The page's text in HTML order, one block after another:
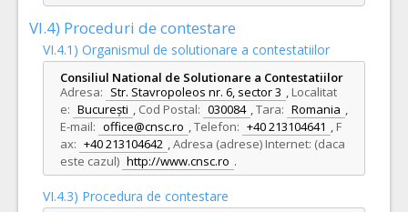
VI.4) Proceduri de contestare
VI.4.1) Organismul de solutionare a contestatiilor
Consiliul National de Solutionare a Contestatiilor
Adresa: Str. Stavropoleos nr. 6, sector 3 , Localitat
e: București , Cod Postal: 030084 ,Tara: Romania ,
E-mail: office@cnsc.ro ,Telefon: +40 213104641 , F
ax: +40 213104642 ,Adresa (adrese) Internet: (daca
este cazul) http://www.cnsc.ro .
VI.4.3) Procedura de contestare